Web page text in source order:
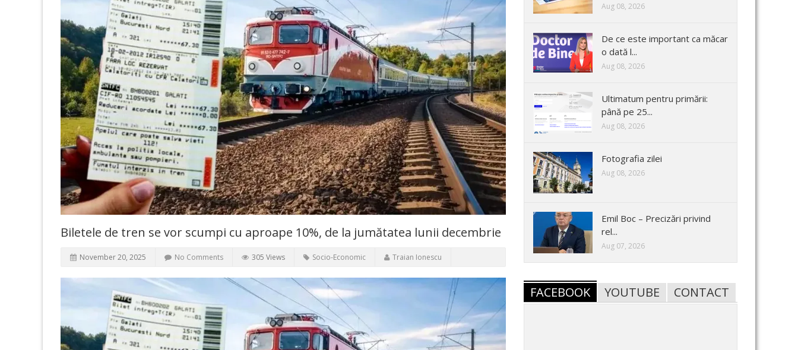
Biletele de tren se vor scumpi cu aproape 10%, de la jumătatea lunii decembrie
November 20, 2025 No Comments 305 Views Socio-Economic Traian Ionescu
Aug 08, 2026
De ce este important ca măcar
o dată l...
Aug 08, 2026
Ultimatum pentru primării:
până pe 25...
Aug 08, 2026
Fotografia zilei
Aug 08, 2026
Emil Boc – Precizări privind
rel...
Aug 07, 2026
FACEBOOK YOUTUBE CONTACT